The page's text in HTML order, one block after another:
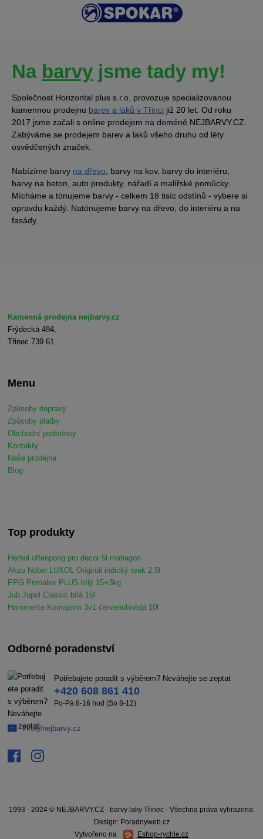
Na barvy jsme tady my!
Společnost Horizontal plus s.r.o. provozuje specializovanou
kamennou prodejnu barev a laků v Třinci již 20 let. Od roku
2017 jsme začali s online prodejem na doméně NEJBARVY.CZ.
Zabýváme se prodejem barev a laků všeho druhu od léty
osvědčených značek.
Nabízíme barvy na dřevo , barvy na kov, barvy do interiéru,
barvy na beton, auto produkty, nářadí a malířské pomůcky.
Mícháme a tónujeme barvy - celkem 18 tisíc odstínů - vybere si
opravdu každý. Natónujeme barvy na dřevo, do interiéru a na
fasády.
Kamenná prodejna nejbarvy.cz
Frýdecká 494,
Třinec 739 61
Menu
Způsoby dopravy
Způsoby platby
Obchodní podmínky
Kontakty
Naše prodejna
Blog
Top produkty
Herbol offenporig pro decor 5l mahagon
Akzo Nobel LUXOL Originál indický teak 2,5l
PPG Primalex PLUS bílý 15+3kg
Jub Jupol Classic bílá 15l
Hammerite Komaprim 3v1 červenohnědá 10l
Odborné poradenství
Potřebujete poradit s výběrem? Neváhejte se zeptat
+420 608 861 410
Po-Pá 8-16 hod (So 8-12)
info@nejbarvy.cz
1993 - 2024 © NEJBARVY.CZ - barvy laky Třinec - Všechna práva vyhrazena.
Design: Poradnyweb.cz
Vytvořeno na
Eshop-rychle.cz